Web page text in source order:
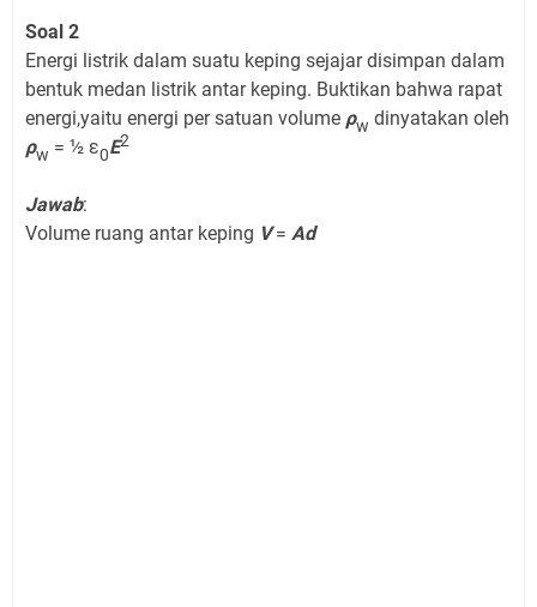
Soal 2
Energi listrik dalam suatu keping sejajar disimpan dalam
bentuk medan listrik antar keping. Buktikan bahwa rapat
energi,yaitu energi per satuan volume ρw dinyatakan oleh
ρw = ½ ε0E2
Jawab:
Volume ruang antar keping V= Ad